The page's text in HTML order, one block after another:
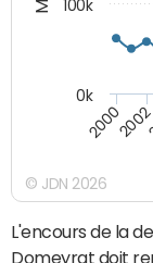
20002002
0k
100k
© JDN 2026
L'encours de la
Domeyrat doit